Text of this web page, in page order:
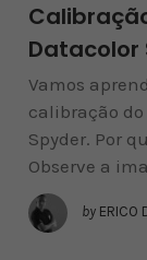
Datacolor
Vamos
calibração
Spyder. Por
Observe a
by ERICO